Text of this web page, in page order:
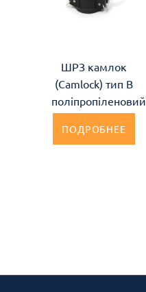
ШРЗ камлок
(Camlock) тип B
поліпропіленовий
ПОДРОБНЕЕ